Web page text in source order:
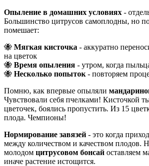
Опыление в домашних условиях -
Большинство цитрусов самоплодны, но
помешает:
🐝 Мягкая кисточка - аккуратно
на цветок
🐝 Время опыления - утром, когда
🐝 Несколько попыток - повторяем
Помню, как впервые опыляли
Чувствовали себя пчелками! Кисточкой
цветочек, боялись пропустить. Из 15
плода. Чемпионы!
Нормирование завязей - это когда
между количеством и качеством плодов.
молодом цитрусовом бонсай оставляем
иначе растение истощится.